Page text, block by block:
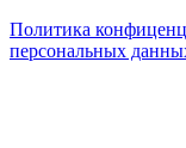
Политика
персональных